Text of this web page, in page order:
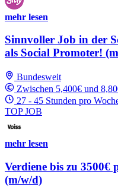
mehr lesen
Sinnvoller Job in der
als Social Promoter!
Bundesweit
Zwischen 5,400€ und
27 - 45 Stunden pro
TOP JOB
mehr lesen
Verdiene bis zu
(m/w/d)